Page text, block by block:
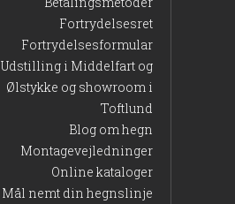
Fortrydelsesret
Fortrydelsesformular
Udstilling i Middelfart og
Ølstykke og showroom i
Toftlund
Blog om hegn
Montagevejledninger
Online kataloger
Mål nemt din hegnslinje